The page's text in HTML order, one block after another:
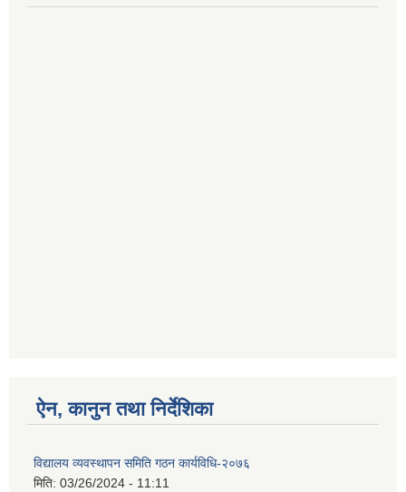
ऐन, कानुन तथा निर्देशिका
विद्यालय व्यवस्थापन समिति गठन कार्यविधि-२०७६
मिति: 03/26/2024 - 11:11